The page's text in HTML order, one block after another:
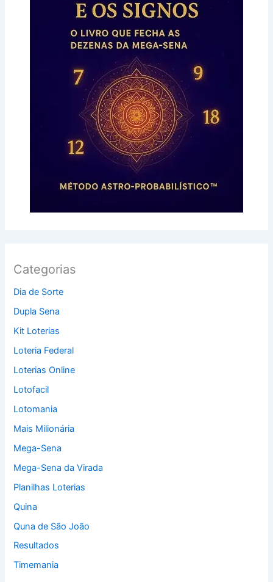
Categorias
Dia de Sorte
Dupla Sena
Kit Loterias
Loteria Federal
Loterias Online
Lotofacil
Lotomania
Mais Milionária
Mega-Sena
Mega-Sena da Virada
Planilhas Loterias
Quina
Quna de São João
Resultados
Timemania